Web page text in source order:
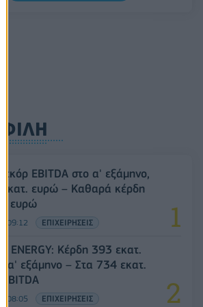
EBITDA στο α' εξάμηνο,
εκατ. ευρώ – Καθαρά κέρδη
ευρώ
- 09:12 ΕΠΙΧΕΙΡΗΣΕΙΣ
ENERGY: Κέρδη 393 εκατ.
α' εξάμηνο – Στα 734 εκατ.
- 08:05 ΕΠΙΧΕΙΡΗΣΕΙΣ